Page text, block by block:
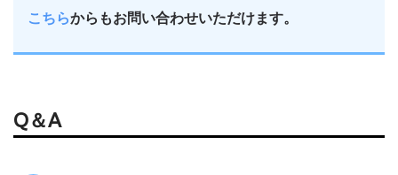
こちらからもお問い合わせいただけます。
Q＆A